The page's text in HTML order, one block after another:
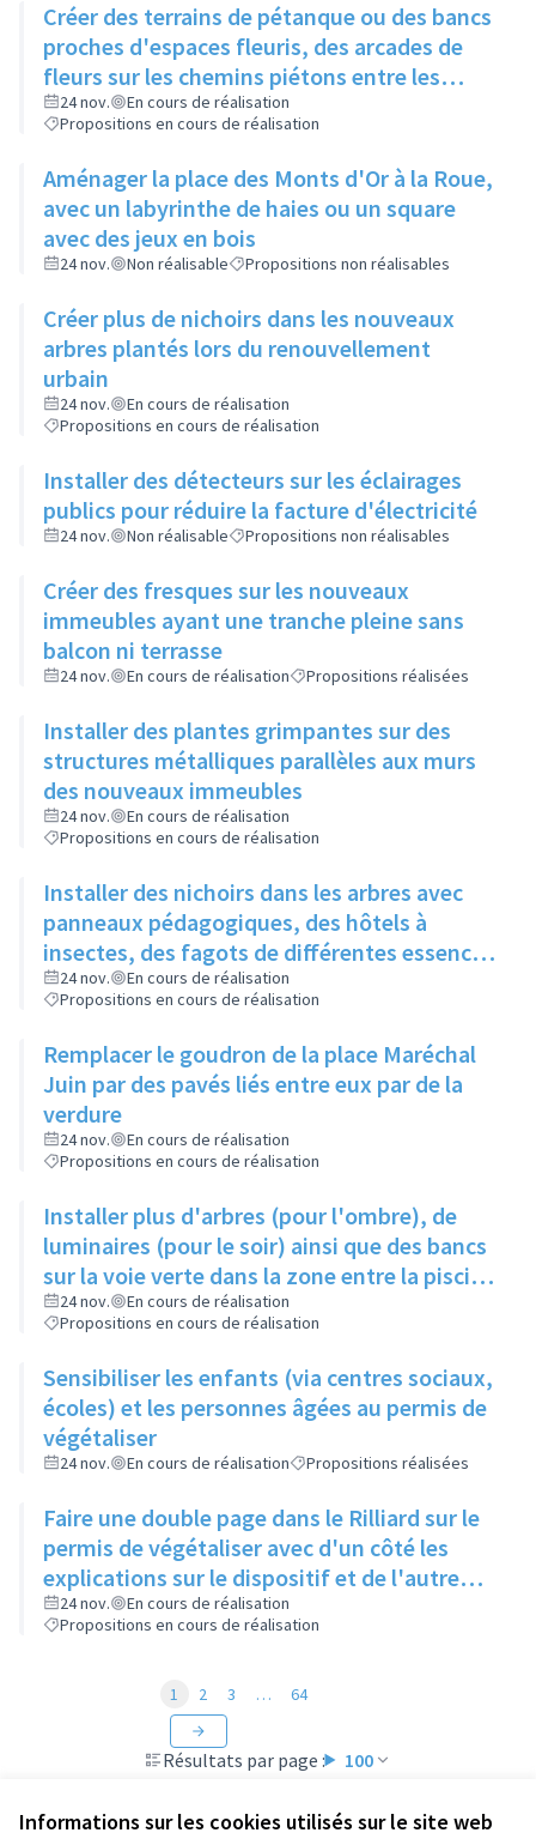
Informations sur les cookies utilisés sur le site web
Créer des terrains de pétanque ou des bancs
proches d'espaces fleuris, des arcades de
fleurs sur les chemins piétons entre les
immeubles
24 nov.
En cours de réalisation
Propositions en cours de réalisation
Aménager la place des Monts d'Or à la Roue,
avec un labyrinthe de haies ou un square
avec des jeux en bois
24 nov. Non réalisable Propositions non réalisables
Créer plus de nichoirs dans les nouveaux
arbres plantés lors du renouvellement
urbain
24 nov.
En cours de réalisation
Propositions en cours de réalisation
Installer des détecteurs sur les éclairages
publics pour réduire la facture d'électricité
24 nov. Non réalisable Propositions non réalisables
Créer des fresques sur les nouveaux
immeubles ayant une tranche pleine sans
balcon ni terrasse
24 nov. En cours de réalisation Propositions réalisées
Installer des plantes grimpantes sur des
structures métalliques parallèles aux murs
des nouveaux immeubles
24 nov.
En cours de réalisation
Propositions en cours de réalisation
Installer des nichoirs dans les arbres avec
panneaux pédagogiques, des hôtels à
insectes, des fagots de différentes essences
pour stimuler la biodiversité sur la place du
Château à la Roue
24 nov.
En cours de réalisation
Propositions en cours de réalisation
Remplacer le goudron de la place Maréchal
Juin par des pavés liés entre eux par de la
verdure
24 nov.
En cours de réalisation
Propositions en cours de réalisation
Installer plus d'arbres (pour l'ombre), de
luminaires (pour le soir) ainsi que des bancs
sur la voie verte dans la zone entre la piscine
et la rue de l'Industrie
24 nov.
En cours de réalisation
Propositions en cours de réalisation
Sensibiliser les enfants (via centres sociaux,
écoles) et les personnes âgées au permis de
végétaliser
24 nov. En cours de réalisation Propositions réalisées
Faire une double page dans le Rilliard sur le
permis de végétaliser avec d'un côté les
explications sur le dispositif et de l'autre
côté des exemples concrets de lieux à
investir
24 nov.
En cours de réalisation
Propositions en cours de réalisation
Résultats par page : 100
1 2 3 … 64